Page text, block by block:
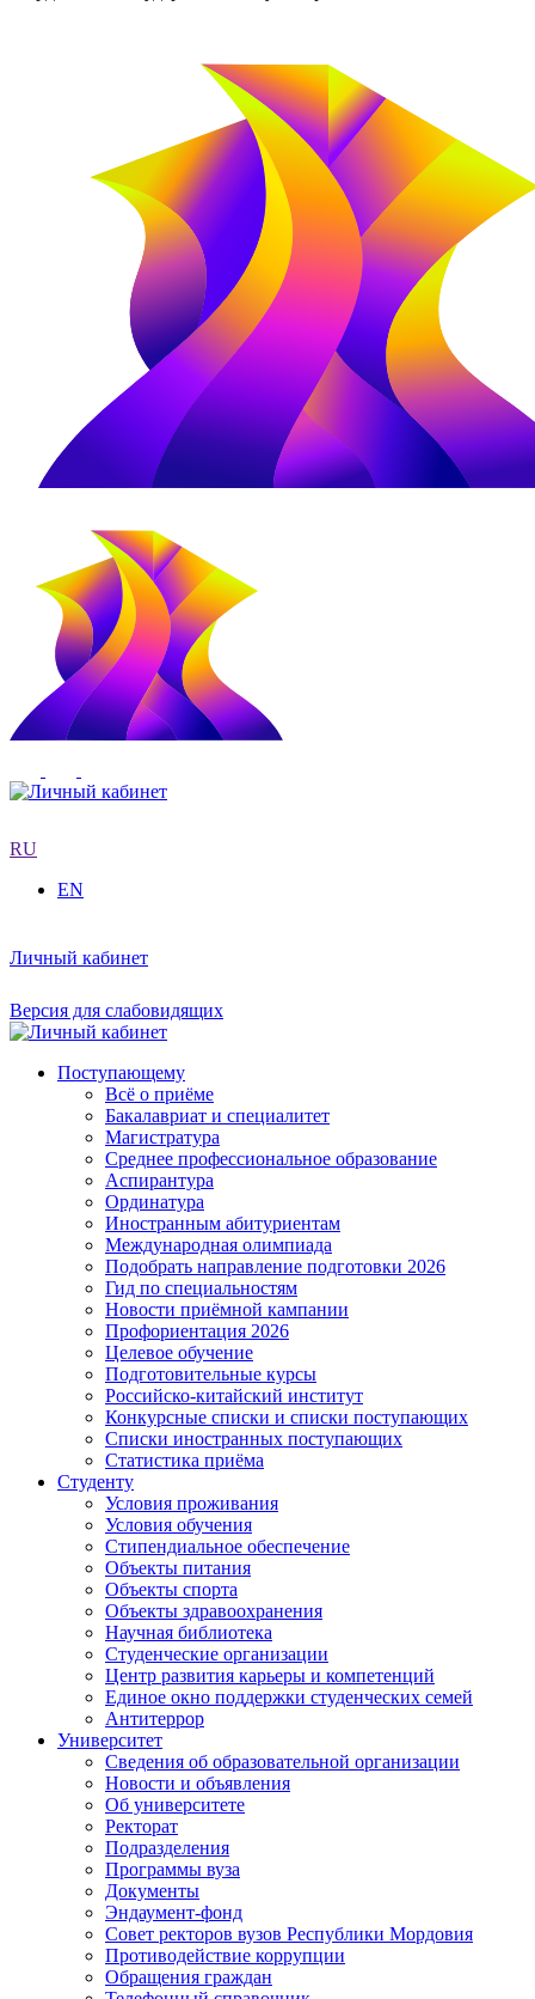
RU
EN
Личный кабинет
Версия для слабовидящих
Поступающему
Всё о приёме
Бакалавриат и специалитет
Магистратура
Среднее профессиональное образование
Аспирантура
Ординатура
Иностранным абитуриентам
Международная олимпиада
Подобрать направление подготовки 2026
Гид по специальностям
Новости приёмной кампании
Профориентация 2026
Целевое обучение
Подготовительные курсы
Российско-китайский институт
Конкурсные списки и списки поступающих
Списки иностранных поступающих
Статистика приёма
Студенту
Условия проживания
Условия обучения
Стипендиальное обеспечение
Объекты питания
Объекты спорта
Объекты здравоохранения
Научная библиотека
Студенческие организации
Центр развития карьеры и компетенций
Единое окно поддержки студенческих семей
Антитеррор
Университет
Сведения об образовательной организации
Новости и объявления
Об университете
Ректорат
Подразделения
Программы вуза
Документы
Эндаумент-фонд
Совет ректоров вузов Республики Мордовия
Противодействие коррупции
Обращения граждан